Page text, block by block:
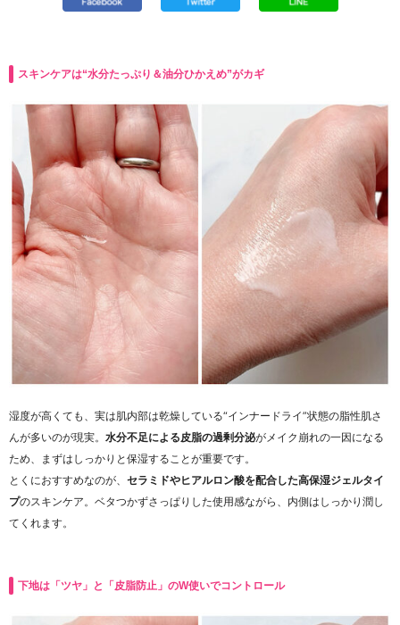
スキンケアは“水分たっぷり＆油分ひかえめ”がカギ
湿度が高くても、実は肌内部は乾燥している“インナードライ”状態の脂性肌さ
んが多いのが現実。 水分不足による皮脂の過剰分泌がメイク崩れの一因になる
ため、まずはしっかりと保湿することが重要です。
とくにおすすめなのが、 セラミドやヒアルロン酸を配合した高保湿ジェルタイ
プのスキンケア。ベタつかずさっぱりした使用感ながら、内側はしっかり潤し
てくれます。
下地は「ツヤ」と「皮脂防止」のW使いでコントロール